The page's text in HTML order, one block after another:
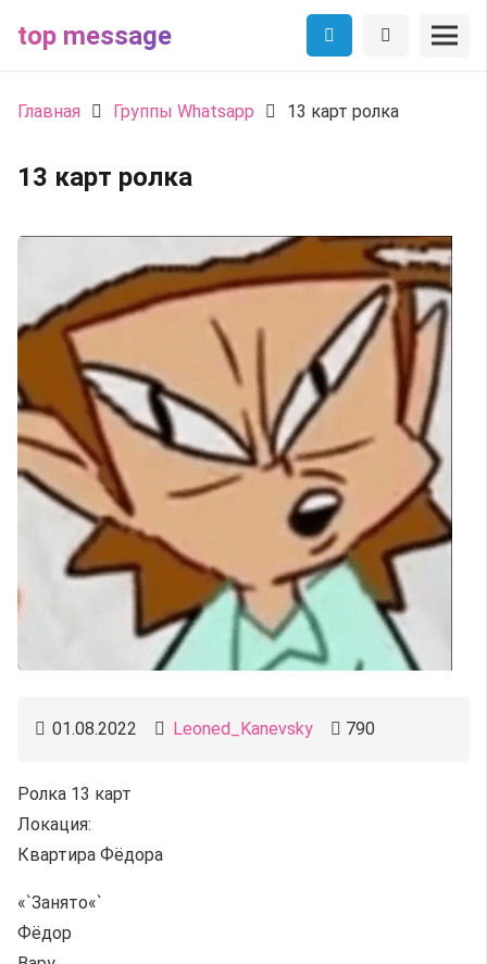
top message
Главная Группы Whatsapp 13 карт ролка
13 карт ролка
01.08.2022 Leoned_Kanevsky 790
Ролка 13 карт
Локация:
Квартира Фёдора
«`Занято«`
Фёдор